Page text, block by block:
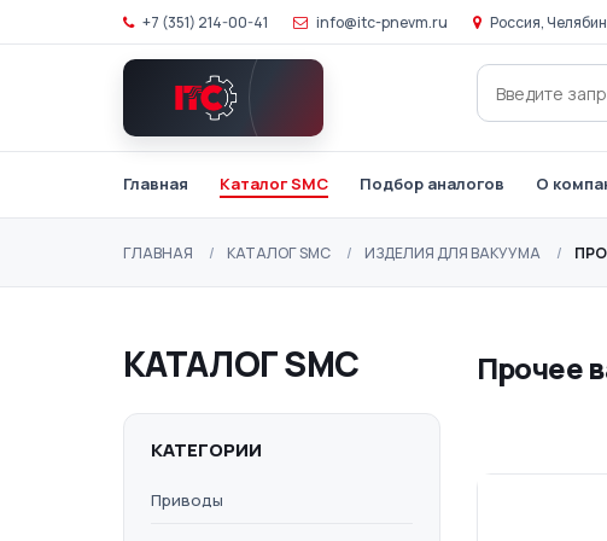
+7 (351) 214-00-41 info@itc-pnevm.ru Россия,
Главная Каталог SMC Подбор аналогов О
ГЛАВНАЯ КАТАЛОГ SMC ИЗДЕЛИЯ ДЛЯ ВАКУУМА
КАТАЛОГ SMC Прочее
КАТЕГОРИИ
Приводы